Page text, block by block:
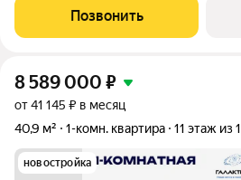
«Космос» на проспекте Космонавтов.
любит городскую
Позвонить
8 589 000 ₽
от 41 145 ₽ в месяц
40,9 м²
1-комн. квартира 11 этаж из
новостройка